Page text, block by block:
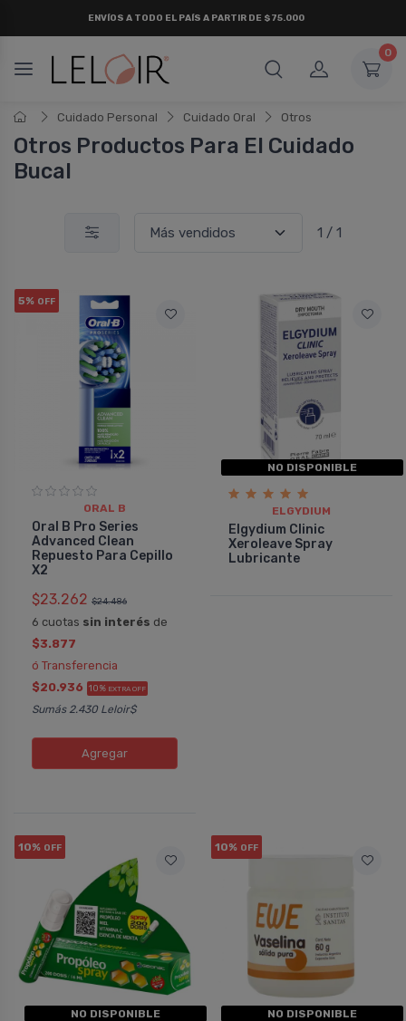
ENVÍOS A TODO EL PAÍS A PARTIR DE $75.000
0
Cuidado Personal Cuidado Oral Otros
Otros Productos Para El Cuidado
Bucal
1 / 1
5% OFF
ORAL B
Oral B Pro Series
Advanced Clean
Repuesto Para Cepillo
X2
$23.262 $24.486
6 cuotas sin interés de
$3.877
ó Transferencia
$20.936 10% EXTRA OFF
Sumás 2.430 Leloir$
Agregar
NO DISPONIBLE
ELGYDIUM
Elgydium Clinic
Xeroleave Spray
Lubricante
10% OFF
NO DISPONIBLE
10% OFF
NO DISPONIBLE